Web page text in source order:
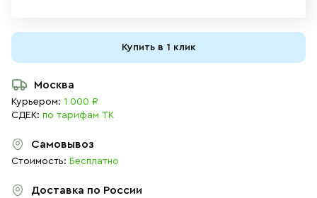
Купить в 1 клик
Москва
Курьером: 1 000 ₽
СДЕК: по тарифам ТК
Самовывоз
Стоимость: Бесплатно
Доставка по России